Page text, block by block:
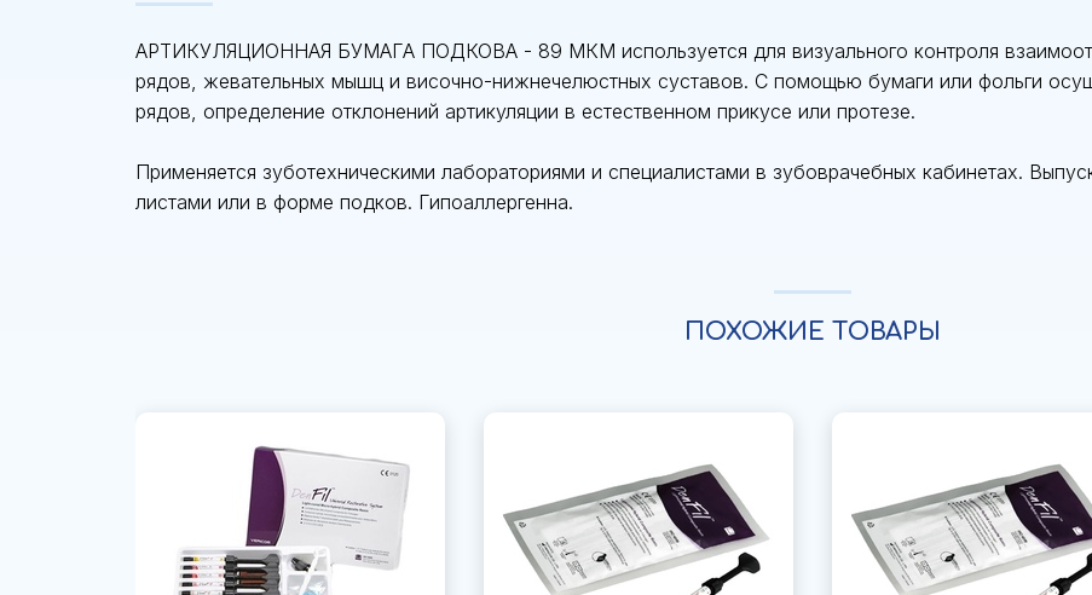
АРТИКУЛЯЦИОННАЯ БУМАГА ПОДКОВА - 89 МКМ используется для визуального контроля
рядов, жевательных мышц и височно-нижнечелюстных суставов. С помощью бумаги или фольги
рядов, определение отклонений артикуляции в естественном прикусе или протезе.
Применяется зуботехническими лабораториями и специалистами в зубоврачебных кабинетах.
листами или в форме подков. Гипоаллергенна.
ПОХОЖИЕ ТОВАРЫ